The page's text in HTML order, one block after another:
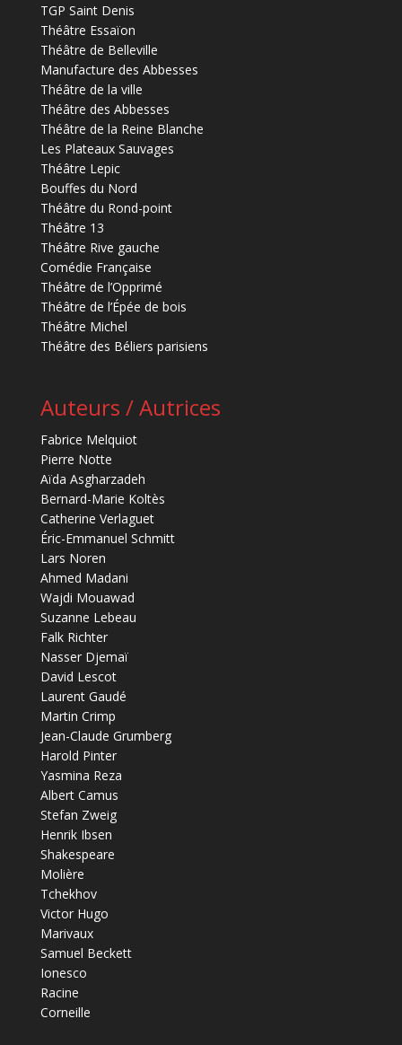
TGP Saint Denis
Théâtre Essaïon
Théâtre de Belleville
Manufacture des Abbesses
Théâtre de la ville
Théâtre des Abbesses
Théâtre de la Reine Blanche
Les Plateaux Sauvages
Théâtre Lepic
Bouffes du Nord
Théâtre du Rond-point
Théâtre 13
Théâtre Rive gauche
Comédie Française
Théâtre de l’Opprimé
Théâtre de l’Épée de bois
Théâtre Michel
Théâtre des Béliers parisiens
Auteurs / Autrices
Fabrice Melquiot
Pierre Notte
Aïda Asgharzadeh
Bernard-Marie Koltès
Catherine Verlaguet
Éric-Emmanuel Schmitt
Lars Noren
Ahmed Madani
Wajdi Mouawad
Suzanne Lebeau
Falk Richter
Nasser Djemaï
David Lescot
Laurent Gaudé
Martin Crimp
Jean-Claude Grumberg
Harold Pinter
Yasmina Reza
Albert Camus
Stefan Zweig
Henrik Ibsen
Shakespeare
Molière
Tchekhov
Victor Hugo
Marivaux
Samuel Beckett
Ionesco
Racine
Corneille